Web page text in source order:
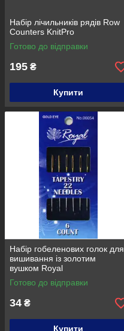
Набір лічильників рядів Row
Counters KnitPro
Готово до відправки
195 ₴
Купити
Набір гобеленових голок для
вишивання із золотим
вушком Royal
Готово до відправки
34 ₴
Купити